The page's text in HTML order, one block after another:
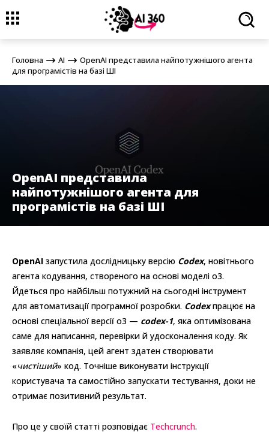
Головна
OpenAI представила найпотужнішого агента для
програмістів на базі ШІ
Головна AI
OpenAI представила найпотужнішого агента
для програмістів на базі ШІ
OpenAI представила
найпотужнішого агента для
програмістів на базі ШІ
OpenAI запустила дослідницьку версію Codex, новітнього
агента кодування, створеного на основі моделі o3.
Йдеться про найбільш потужний на сьогодні інструмент
для автоматизації програмної розробки. Codexпрацює на
основі спеціальної версії o3 — codex-1, яка оптимізована
саме для написання, перевірки й удосконалення коду. Як
заявляє компанія, цей агент здатен створювати
«чистіший» код. Точніше виконувати інструкції
користувача та самостійно запускати тестування, доки не
отримає позитивний результат.
Про це у своїй статті розповідає Techcrunch.